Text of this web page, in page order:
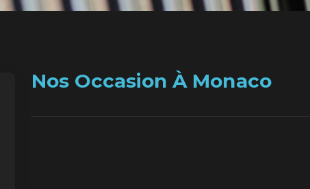
Nos Occasion À Monaco